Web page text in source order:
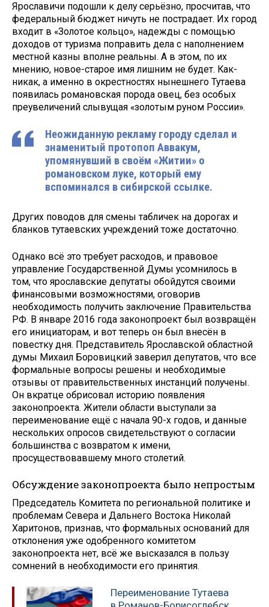
Ярославичи подошли к делу серьёзно, просчитав, что
федеральный бюджет ничуть не пострадает. Их город
входит в «Золотое кольцо», надежды с помощью
доходов от туризма поправить дела с наполнением
местной казны вполне реальны. А в этом, по их
мнению, новое-старое имя лишним не будет. Как-
никак, а именно в окрестностях нынешнего Тутаева
появилась романовская порода овец, без особых
преувеличений слывущая «золотым руном России».
Неожиданную рекламу городу сделал и
знаменитый протопоп Аввакум,
упомянувший в своём «Житии» о
романовском луке, который ему
вспоминался в сибирской ссылке.
Других поводов для смены табличек на дорогах и
бланков тутаевских учреждений тоже достаточно.
Однако всё это требует расходов, и правовое
управление Государственной Думы усомнилось в
том, что ярославские депутаты обойдутся своими
финансовыми возможностями, оговорив
необходимость получить заключение Правительства
РФ. В январе 2016 года законопроект был возвращён
его инициаторам, и вот теперь он был внесён в
повестку дня. Представитель Ярославской областной
думы Михаил Боровицкий заверил депутатов, что все
формальные вопросы решены и необходимые
отзывы от правительственных инстанций получены.
Он вкратце обрисовал историю появления
законопроекта. Жители области выступали за
переименование ещё с начала 90-х годов, и данные
нескольких опросов свидетельствуют о согласии
большинства с возвратом к имени,
просуществовавшему много столетий.
Обсуждение законопроекта было непростым
Председатель Комитета по региональной политике и
проблемам Севера и Дальнего Востока Николай
Харитонов, признав, что формальных оснований для
отклонения уже одобренного комитетом
законопроекта нет, всё же высказался в пользу
сомнений в необходимости его принятия.
Переименование Тутаева